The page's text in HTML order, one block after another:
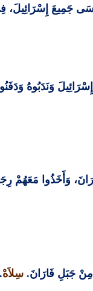
جَمِيعَ
وَنَدَبُوهُ
وَأَخَذُوا مَعَهُمْ
مِنْ جَبَلِ فَارَانَ. سِلاَهْ.